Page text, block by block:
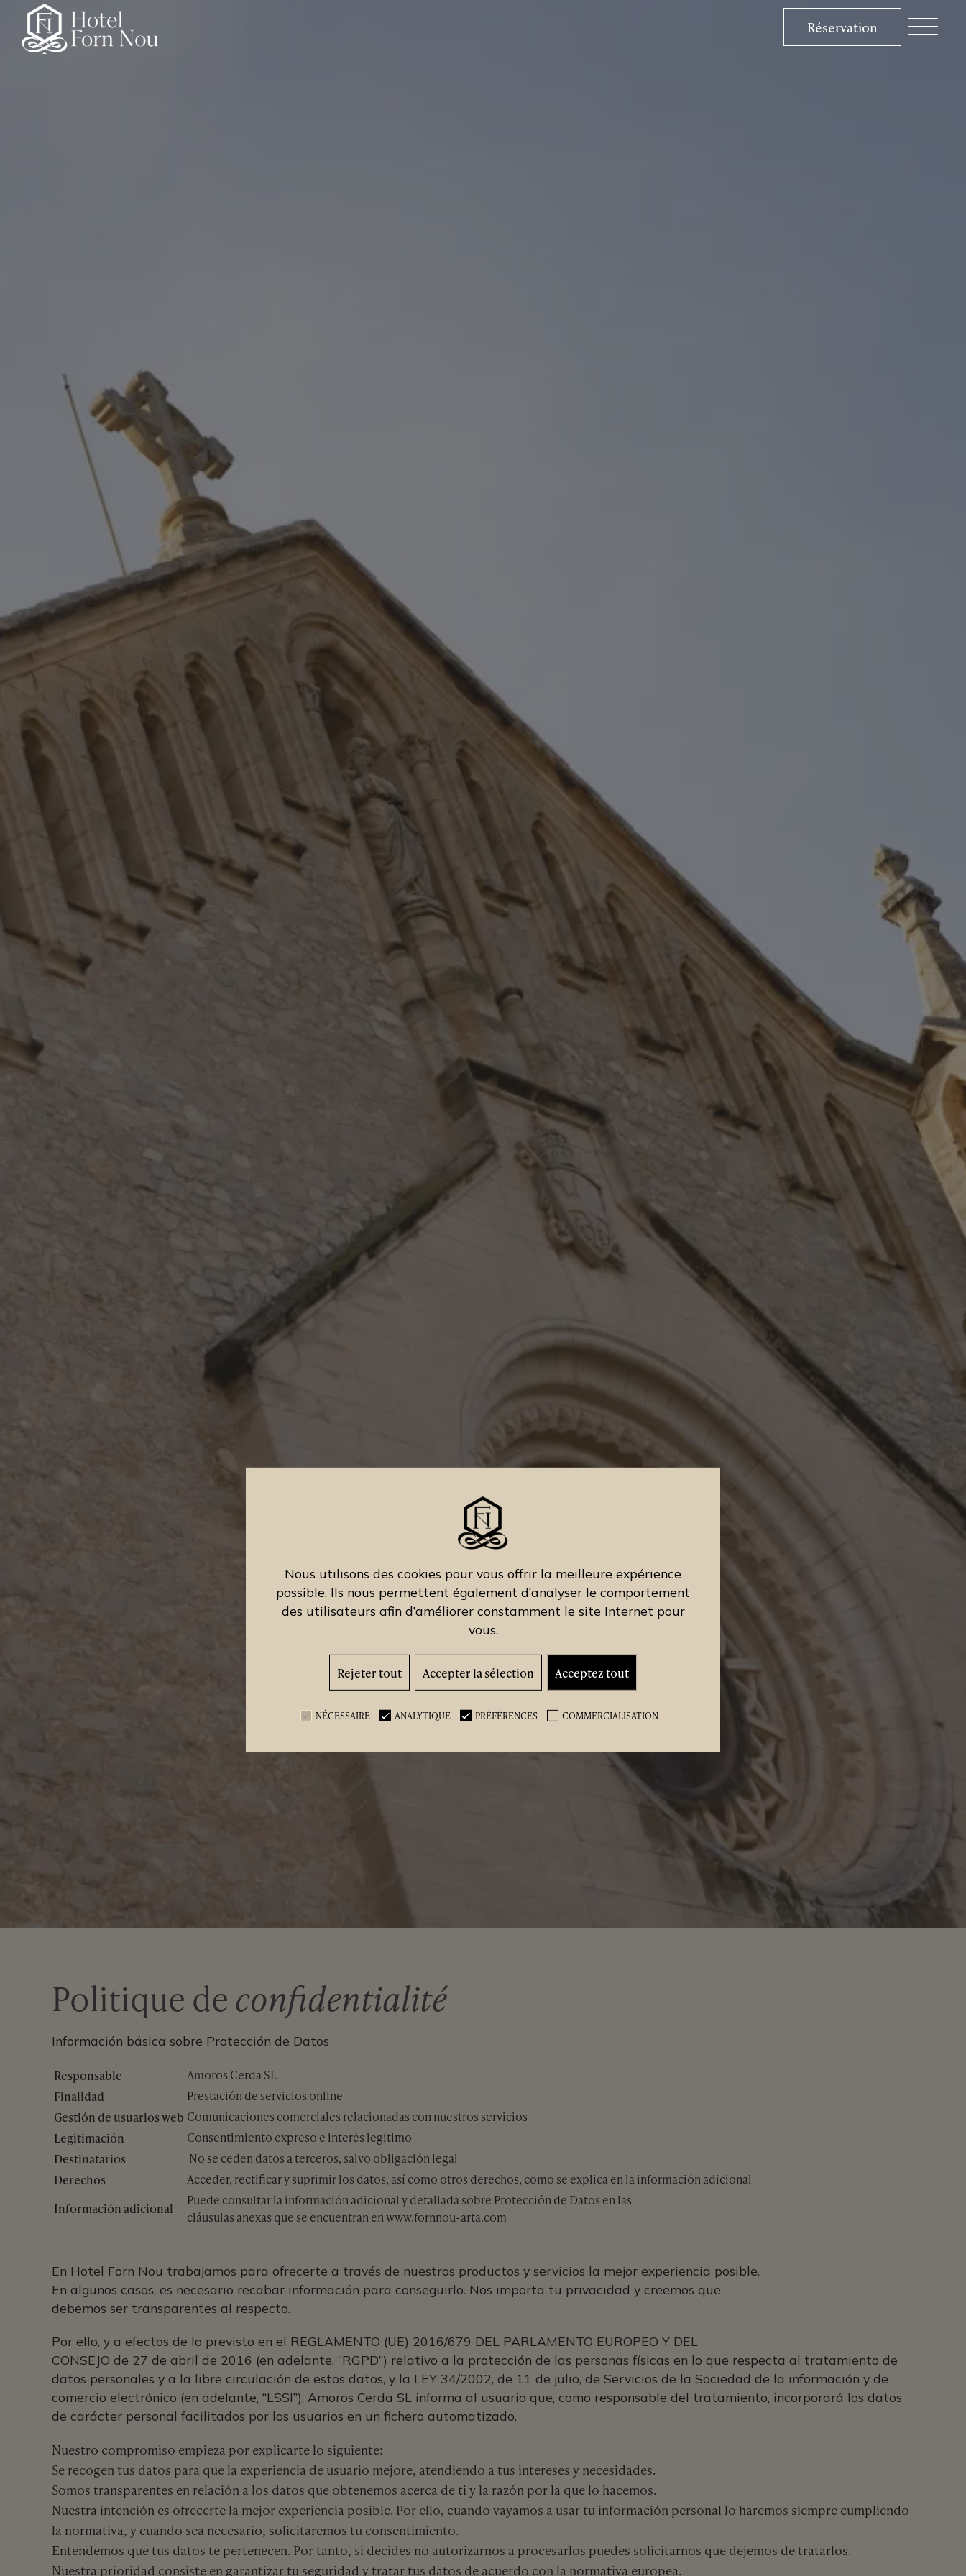
Réservation
Politique de confidentialité
Información básica sobre Protección de Datos
Responsable Amoros Cerda SL
Finalidad Prestación de servicios online
Gestión de usuarios web Comunicaciones comerciales relacionadas con nuestros servicios
Legitimación Consentimiento expreso e interés legítimo
Destinatarios No se ceden datos a terceros, salvo obligación legal
Derechos Acceder, rectificar y suprimir los datos, así como otros derechos, como se explica en la información adicional
Información adicional
Puede consultar la información adicional y detallada sobre Protección de Datos en las
cláusulas anexas que se encuentran en www.fornnou-arta.com
En Hotel Forn Nou trabajamos para ofrecerte a través de nuestros productos y servicios la mejor experiencia posible.
En algunos casos, es necesario recabar información para conseguirlo. Nos importa tu privacidad y creemos que
debemos ser transparentes al respecto.
Por ello, y a efectos de lo previsto en el REGLAMENTO (UE) 2016/679 DEL PARLAMENTO EUROPEO Y DEL
CONSEJO de 27 de abril de 2016 (en adelante, “RGPD”) relativo a la protección de las personas físicas en lo que respecta al tratamiento de
datos personales y a la libre circulación de estos datos, y la LEY 34/2002, de 11 de julio, de Servicios de la Sociedad de la información y de
comercio electrónico (en adelante, “LSSI”), Amoros Cerda SL informa al usuario que, como responsable del tratamiento, incorporará los datos
de carácter personal facilitados por los usuarios en un fichero automatizado.
Nuestro compromiso empieza por explicarte lo siguiente:
Se recogen tus datos para que la experiencia de usuario mejore, atendiendo a tus intereses y necesidades.
Somos transparentes en relación a los datos que obtenemos acerca de ti y la razón por la que lo hacemos.
Nuestra intención es ofrecerte la mejor experiencia posible. Por ello, cuando vayamos a usar tu información personal lo haremos siempre cumpliendo
la normativa, y cuando sea necesario, solicitaremos tu consentimiento.
Entendemos que tus datos te pertenecen. Por tanto, si decides no autorizarnos a procesarlos puedes solicitarnos que dejemos de tratarlos.
Nuestra prioridad consiste en garantizar tu seguridad y tratar tus datos de acuerdo con la normativa europea.
Nous utilisons des cookies pour vous offrir la meilleure expérience
possible. Ils nous permettent également d’analyser le comportement
des utilisateurs afin d’améliorer constamment le site Internet pour
vous.
Rejeter tout Accepter la sélection Acceptez tout
NÉCESSAIRE ANALYTIQUE PRÉFÉRENCES COMMERCIALISATION